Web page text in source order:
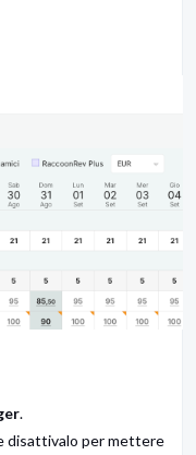
.
disattivalo per mettere